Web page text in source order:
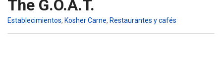
The G.O.A.T.
Establecimientos, Kosher Carne, Restaurantes y cafés